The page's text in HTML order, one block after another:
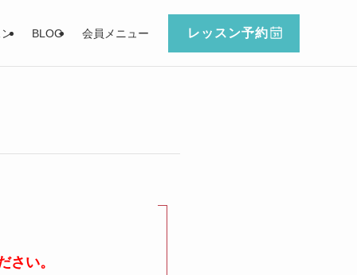
BLOG 会員メニュー レッスン予約
さい。